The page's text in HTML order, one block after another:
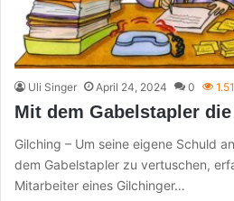
Uli Singer April 24, 2024 0
Mit dem Gabelstapler
Gilching – Um seine eigene Schuld
dem Gabelstapler zu vertuschen,
Mitarbeiter eines Gilchinger…